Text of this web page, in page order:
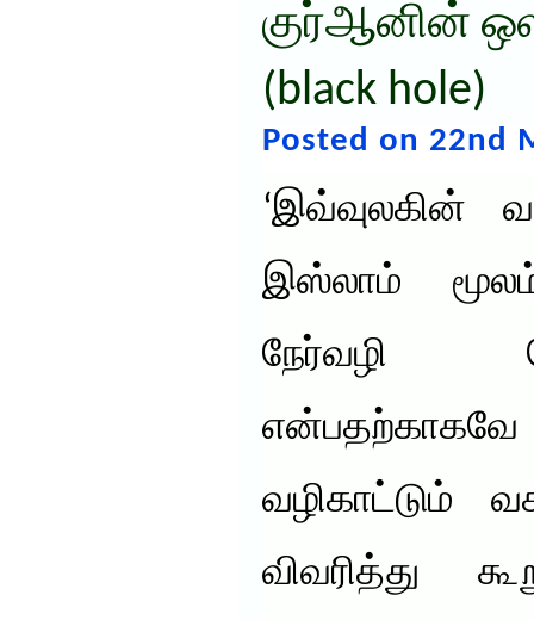
குர்ஆனின்
(black hole)
Posted on 22nd
‘இவ்வுலகின்
இஸ்லாம்
நேர்வழி
விவரித்து